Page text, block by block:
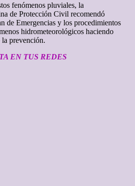
fenómenos pluviales, la
de Protección Civil recomendó
de Emergencias y los procedimientos
hidrometeorológicos haciendo
la prevención.
EN TUS REDES